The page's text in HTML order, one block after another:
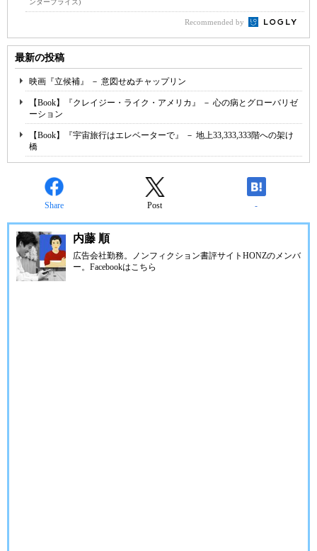
ンタープライズ)
Recommended by
最新の投稿
映画『立候補』 － 意図せぬチャップリン
【Book】『クレイジー・ライク・アメリカ』 － 心の病とグローバリゼ
ーション
【Book】『宇宙旅行はエレベーターで』 － 地上33,333,333階への架け
橋
Share Post -
内藤 順
広告会社勤務。ノンフィクション書評サイトHONZのメンバ
ー。Facebookはこちら